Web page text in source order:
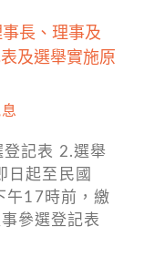
事長、理事及
及選舉實施原
登記表 2.選舉
日起至民國
午17時前，繳
參選登記表